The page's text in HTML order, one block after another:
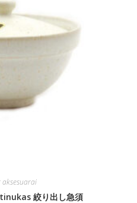
絞り出し急須